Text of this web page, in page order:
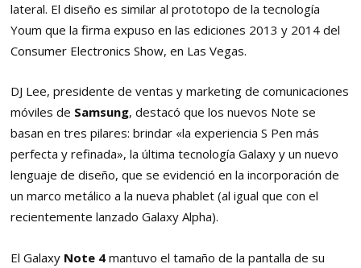
lateral. El diseño es similar al prototopo de la tecnología
Youm que la firma expuso en las ediciones 2013 y 2014 del
Consumer Electronics Show, en Las Vegas.
DJ Lee, presidente de ventas y marketing de comunicaciones
móviles de Samsung, destacó que los nuevos Note se
basan en tres pilares: brindar «la experiencia S Pen más
perfecta y refinada», la última tecnología Galaxy y un nuevo
lenguaje de diseño, que se evidenció en la incorporación de
un marco metálico a la nueva phablet (al igual que con el
recientemente lanzado Galaxy Alpha).
El Galaxy Note 4 mantuvo el tamaño de la pantalla de su